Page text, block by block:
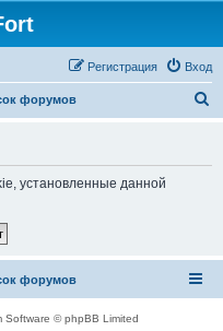
Вход
Регистрация
форумов
установленные данной
форумов
Software © phpBB Limited